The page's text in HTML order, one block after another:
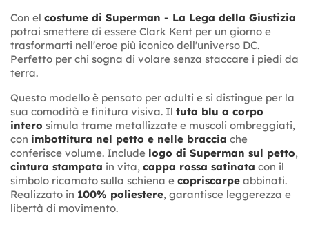
Con el costume di Superman - La Lega della Giustizia
potrai smettere di essere Clark Kent per un giorno e
trasformarti nell'eroe più iconico dell'universo DC.
Perfetto per chi sogna di volare senza staccare i piedi da
terra.
Questo modello è pensato per adulti e si distingue per la
sua comodità e finitura visiva. Il tuta blu a corpo
intero simula trame metallizzate e muscoli ombreggiati,
con imbottitura nel petto e nelle braccia che
conferisce volume. Include logo di Superman sul petto,
cintura stampata in vita, cappa rossa satinata con il
simbolo ricamato sulla schiena e copriscarpe abbinati.
Realizzato in 100% poliestere, garantisce leggerezza e
libertà di movimento.